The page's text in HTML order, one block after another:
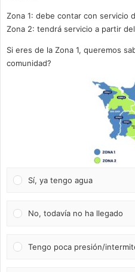
Zona 1: debe contar con servicio
Zona 2: tendrá servicio a partir
Si eres de la Zona 1, queremos
comunidad?
Sí, ya tengo agua
No, todavía no ha llegado
Tengo poca presión/